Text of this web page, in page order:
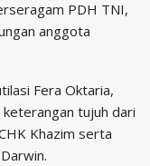
PDH TNI,
anggota
Fera Oktaria,
tujuh dari
Khazim serta